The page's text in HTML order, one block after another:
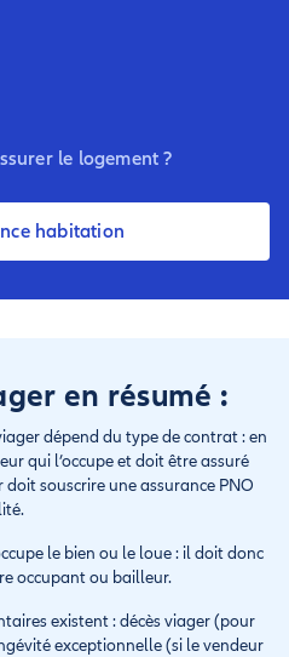
le logement ?
habitation
en résumé :
dépend du type de contrat : en
qui l’occupe et doit être assuré
doit souscrire une assurance PNO
le bien ou le loue : il doit donc
occupant ou bailleur.
existent : décès viager (pour
exceptionnelle (si le vendeur